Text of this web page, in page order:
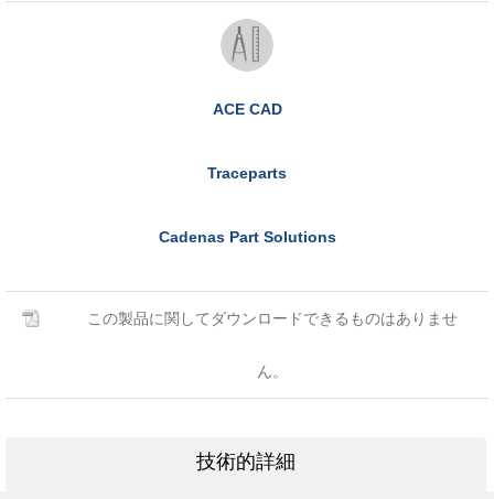
ACE CAD
Traceparts
Cadenas Part Solutions
この製品に関してダウンロードできるものはありませ
ん。
技術的詳細